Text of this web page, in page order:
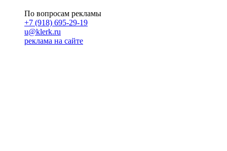
По вопросам рекламы
+7 (918) 695-29-19
u@klerk.ru
реклама на сайте